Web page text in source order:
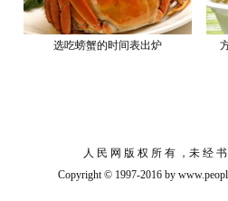
选吃螃蟹的时间表出炉
人 民 网 版 权 所 有 ，未 经
Copyright © 1997-2016 by